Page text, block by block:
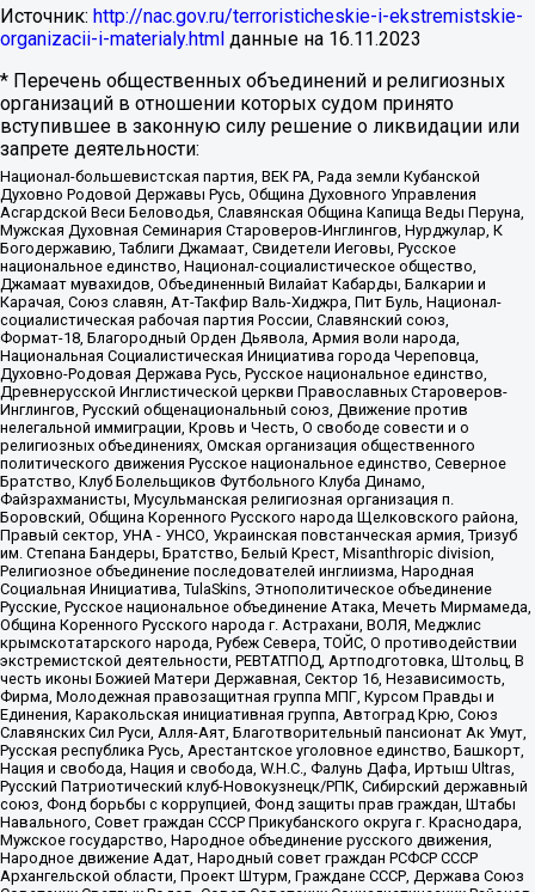
Источник: http://nac.gov.ru/terroristicheskie-i-ekstremistskie-
organizacii-i-materialy.html данные на 16.11.2023
* Перечень общественных объединений и религиозных
организаций в отношении которых судом принято
вступившее в законную силу решение о ликвидации или
запрете деятельности:
Национал-большевистская партия, ВЕК РА, Рада земли Кубанской
Духовно Родовой Державы Русь, Община Духовного Управления
Асгардской Веси Беловодья, Славянская Община Капища Веды Перуна,
Мужская Духовная Семинария Староверов-Инглингов, Нурджулар, К
Богодержавию, Таблиги Джамаат, Свидетели Иеговы, Русское
национальное единство, Национал-социалистическое общество,
Джамаат мувахидов, Объединенный Вилайат Кабарды, Балкарии и
Карачая, Союз славян, Ат-Такфир Валь-Хиджра, Пит Буль, Национал-
социалистическая рабочая партия России, Славянский союз,
Формат-18, Благородный Орден Дьявола, Армия воли народа,
Национальная Социалистическая Инициатива города Череповца,
Духовно-Родовая Держава Русь, Русское национальное единство,
Древнерусской Инглистической церкви Православных Староверов-
Инглингов, Русский общенациональный союз, Движение против
нелегальной иммиграции, Кровь и Честь, О свободе совести и о
религиозных объединениях, Омская организация общественного
политического движения Русское национальное единство, Северное
Братство, Клуб Болельщиков Футбольного Клуба Динамо,
Файзрахманисты, Мусульманская религиозная организация п.
Боровский, Община Коренного Русского народа Щелковского района,
Правый сектор, УНА - УНСО, Украинская повстанческая армия, Тризуб
им. Степана Бандеры, Братство, Белый Крест, Misanthropic division,
Религиозное объединение последователей инглиизма, Народная
Социальная Инициатива, TulaSkins, Этнополитическое объединение
Русские, Русское национальное объединение Атака, Мечеть Мирмамеда,
Община Коренного Русского народа г. Астрахани, ВОЛЯ, Меджлис
крымскотатарского народа, Рубеж Севера, ТОЙС, О противодействии
экстремистской деятельности, РЕВТАТПОД, Артподготовка, Штольц, В
честь иконы Божией Матери Державная, Сектор 16, Независимость,
Фирма, Молодежная правозащитная группа МПГ, Курсом Правды и
Единения, Каракольская инициативная группа, Автоград Крю, Союз
Славянских Сил Руси, Алля-Аят, Благотворительный пансионат Ак Умут,
Русская республика Русь, Арестантское уголовное единство, Башкорт,
Нация и свобода, Нация и свобода, W.H.С., Фалунь Дафа, Иртыш Ultras,
Русский Патриотический клуб-Новокузнецк/РПК, Сибирский державный
союз, Фонд борьбы с коррупцией, Фонд защиты прав граждан, Штабы
Навального, Совет граждан СССР Прикубанского округа г. Краснодара,
Мужское государство, Народное объединение русского движения,
Народное движение Адат, Народный совет граждан РСФСР СССР
Архангельской области, Проект Штурм, Граждане СССР, Держава Союз